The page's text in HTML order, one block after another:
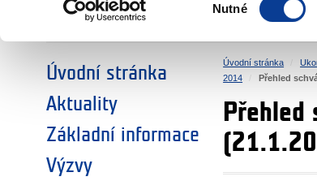
souhlasu
Nutné
SOCIÁLNÍ DIALOG ŽIVOTNÍ
Úvodní stránka
Aktuality
Základní informace
Výzvy
Úvodní stránka
2014
Přehled
Přehled